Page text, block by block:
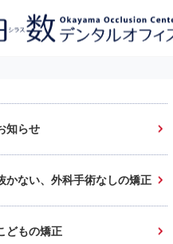
知らせ
かない、外科手術なしの矯正
どもの矯正